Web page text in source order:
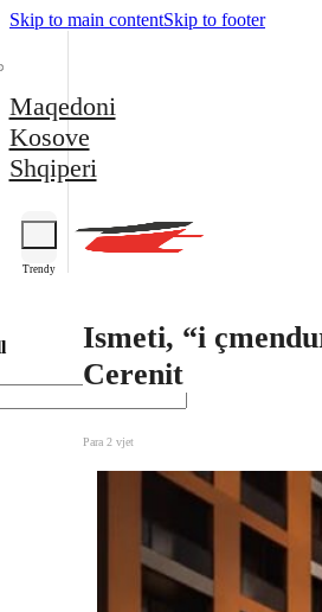
Skip to main contentSkip to footer
Maqedoni
Kosove
Shqiperi
Trendy
Ismeti, “i
Cerenit
Para 2 vjet